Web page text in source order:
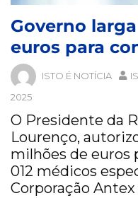
Governo
euros para
ISTO É NOTÍCIA
2025
O Presidente da
Lourenço,
milhões de euros
012 médicos
Corporação